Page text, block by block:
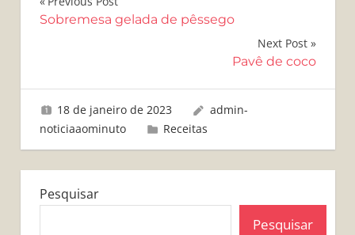
Navegação
Sobremesa gelada de pêssego
Next Post
Pavê de coco
18 de janeiro de 2023
admin-
noticiaaominuto
Receitas
Pesquisar
Pesquisar